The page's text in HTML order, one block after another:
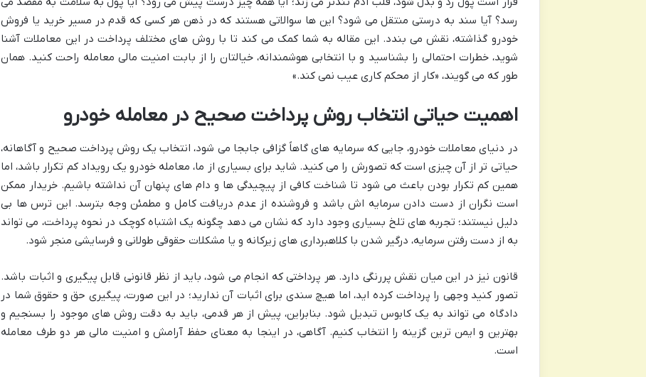
رسد؟ آیا سند به درستی منتقل می شود؟ این ها سوالاتی هستند که در ذهن هر کسی که قدم در مسیر خرید یا فروش
خودرو گذاشته، نقش می بندد. این مقاله به شما کمک می کند تا با روش های مختلف پرداخت در این معاملات آشنا
شوید، خطرات احتمالی را بشناسید و با انتخابی هوشمندانه، خیالتان را از بابت امنیت مالی معامله راحت کنید. همان
طور که می گویند، «کار از محکم کاری عیب نمی کند.»
اهمیت حیاتی انتخاب روش پرداخت صحیح در معامله خودرو
در دنیای معاملات خودرو، جایی که سرمایه های گاهاً گزافی جابجا می شود، انتخاب یک روش پرداخت صحیح و آگاهانه،
حیاتی تر از آن چیزی است که تصورش را می کنید. شاید برای بسیاری از ما، معامله خودرو یک رویداد کم تکرار باشد، اما
همین کم تکرار بودن باعث می شود تا شناخت کافی از پیچیدگی ها و دام های پنهان آن نداشته باشیم. خریدار ممکن
است نگران از دست دادن سرمایه اش باشد و فروشنده از عدم دریافت کامل و مطمئن وجه بترسد. این ترس ها بی
دلیل نیستند؛ تجربه های تلخ بسیاری وجود دارد که نشان می دهد چگونه یک اشتباه کوچک در نحوه پرداخت، می تواند
به از دست رفتن سرمایه، درگیر شدن با کلاهبرداری های زیرکانه و یا مشکلات حقوقی طولانی و فرسایشی منجر شود.
قانون نیز در این میان نقش پررنگی دارد. هر پرداختی که انجام می شود، باید از نظر قانونی قابل پیگیری و اثبات باشد.
تصور کنید وجهی را پرداخت کرده اید، اما هیچ سندی برای اثبات آن ندارید؛ در این صورت، پیگیری حق و حقوق شما در
دادگاه می تواند به یک کابوس تبدیل شود. بنابراین، پیش از هر قدمی، باید به دقت روش های موجود را بسنجیم و
بهترین و ایمن ترین گزینه را انتخاب کنیم. آگاهی، در اینجا به معنای حفظ آرامش و امنیت مالی هر دو طرف معامله
است.